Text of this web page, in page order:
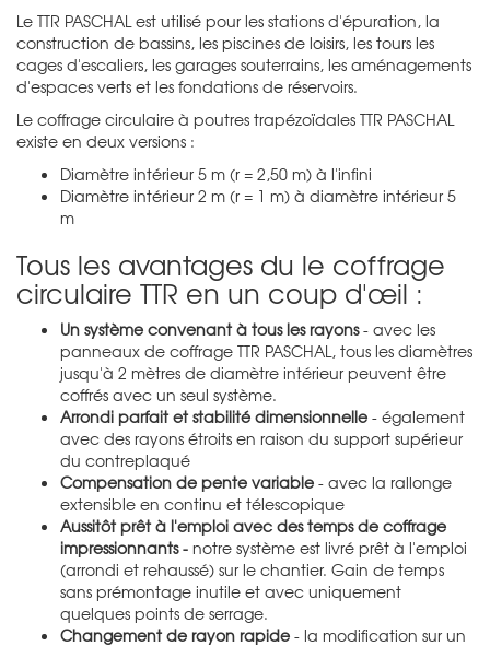
Le TTR PASCHAL est utilisé pour les stations d'épuration, la
construction de bassins, les piscines de loisirs, les tours les
cages d'escaliers, les garages souterrains, les aménagements
d'espaces verts et les fondations de réservoirs.
Le coffrage circulaire à poutres trapézoïdales TTR PASCHAL
existe en deux versions :
Diamètre intérieur 5 m (r = 2,50 m) à l'infini
Diamètre intérieur 2 m (r = 1 m) à diamètre intérieur 5
m
Tous les avantages du le coffrage
circulaire TTR en un coup d'œil :
Un système convenant à tous les rayons- avec les
panneaux de coffrage TTR PASCHAL, tous les diamètres
jusqu'à 2 mètres de diamètre intérieur peuvent être
coffrés avec un seul système.
Arrondi parfait et stabilité dimensionnelle - également
avec des rayons étroits en raison du support supérieur
du contreplaqué
Compensation de pente variable - avec la rallonge
extensible en continu et télescopique
Aussitôt prêt à l'emploi avec des temps de coffrage
impressionnants - notre système est livré prêt à l'emploi
(arrondi et rehaussé) sur le chantier. Gain de temps
sans prémontage inutile et avec uniquement
quelques points de serrage.
Changement de rayon rapide - la modification sur un